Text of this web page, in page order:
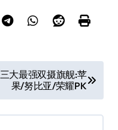
三大最强双摄旗舰:苹
果/努比亚/荣耀PK